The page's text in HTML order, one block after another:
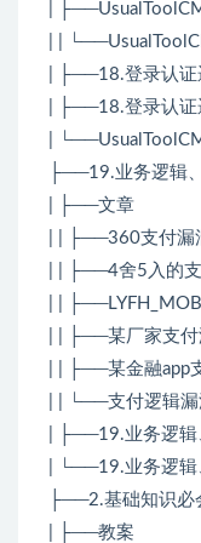
|
| |
| ├──18.登录认
| ├──18.登录认
|
├──19.业务逻辑
| ├──文章
| | ├──360支付漏
| | ├──4舍5入的
| |
| | ├──某厂家支
| | ├──某金融app
| | └──支付逻辑
| ├──19.业务逻
| └──19.业务逻
├──2.基础知识必
| ├──教案